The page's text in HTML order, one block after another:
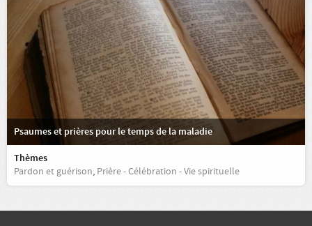
Psaumes et prières pour le temps de la maladie
Thèmes
Pardon et guérison, Prière - Célébration - Vie spirituelle